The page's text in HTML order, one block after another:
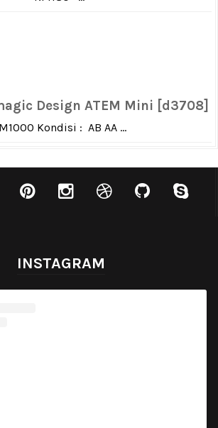
Design ATEM Mini [d3708]
Kondisi : AB AA ...
INSTAGRAM